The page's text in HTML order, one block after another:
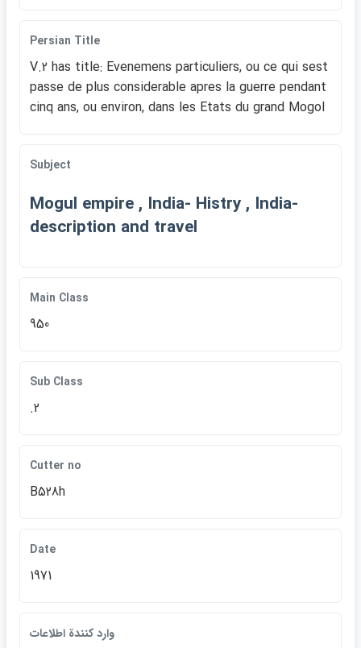
Persian Title
V.2 has title: Evenemens particuliers, ou ce qui sest
passe de plus considerable apres la guerre pendant
cinq ans, ou environ, dans les Etats du grand Mogol
Subject
Mogul empire , India- Histry , India-
description and travel
Main Class
950
Sub Class
.2
Cutter no
B528h
Date
1971
وارد كنندة اطلاعات